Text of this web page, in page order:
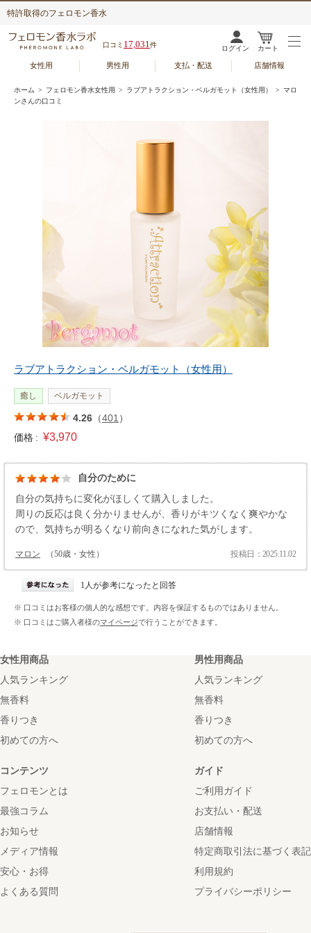
特許取得のフェロモン香水
口コミ 17,031件 ログイン カート
女性用 男性用 支払・配送 店舗情報
ホーム > フェロモン香水女性用 > ラブアトラクション・ベルガモット（女性用）
> マロ
ンさんの口コミ
ラブアトラクション・ベルガモット（女性用）
癒し ベルガモット
4.26 （401）
価格 : ¥3,970
自分のために
自分の気持ちに変化がほしくて購入しました。
周りの反応は良く分かりませんが、香りがキツくなく爽やかな
ので、気持ちが明るくなり前向きになれた気がします。
マロン （50歳・女性） 投稿日：2025.11.02
1人が参考になったと回答
※ 口コミはお客様の個人的な感想です。内容を保証するものではありません。
※ 口コミはご購入者様のマイページで行うことができます。
女性用商品
人気ランキング
無香料
香りつき
初めての方へ
男性用商品
人気ランキング
無香料
香りつき
初めての方へ
コンテンツ
フェロモンとは
最強コラム
お知らせ
メディア情報
安心・お得
よくある質問
ガイド
ご利用ガイド
お支払い・配送
店舗情報
特定商取引法に基づく表記
利用規約
プライバシーポリシー